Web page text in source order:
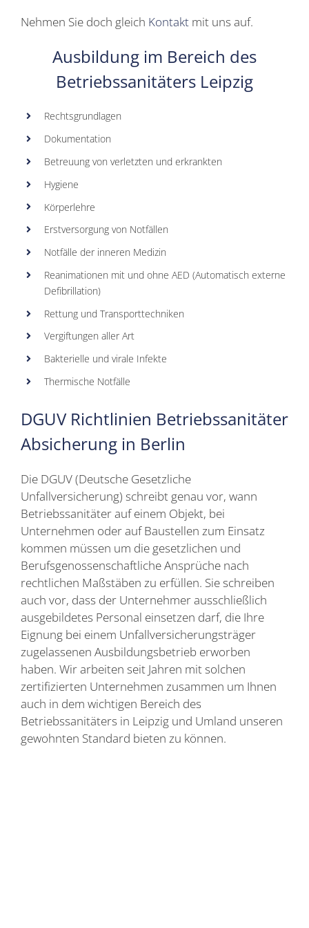
Nehmen Sie doch gleich Kontakt mit uns auf.
Ausbildung im Bereich des
Betriebssanitäters Leipzig
Rechtsgrundlagen
Dokumentation
Betreuung von verletzten und erkrankten
Hygiene
Körperlehre
Erstversorgung von Notfällen
Notfälle der inneren Medizin
Reanimationen mit und ohne AED (Automatisch externe
Defibrillation)
Rettung und Transporttechniken
Vergiftungen aller Art
Bakterielle und virale Infekte
Thermische Notfälle
DGUV Richtlinien Betriebssanitäter
Absicherung in Berlin
Die DGUV (Deutsche Gesetzliche
Unfallversicherung) schreibt genau vor, wann
Betriebssanitäter auf einem Objekt, bei
Unternehmen oder auf Baustellen zum Einsatz
kommen müssen um die gesetzlichen und
Berufsgenossenschaftliche Ansprüche nach
rechtlichen Maßstäben zu erfüllen. Sie schreiben
auch vor, dass der Unternehmer ausschließlich
ausgebildetes Personal einsetzen darf, die Ihre
Eignung bei einem Unfallversicherungsträger
zugelassenen Ausbildungsbetrieb erworben
haben. Wir arbeiten seit Jahren mit solchen
zertifizierten Unternehmen zusammen um Ihnen
auch in dem wichtigen Bereich des
Betriebssanitäters in Leipzig und Umland unseren
gewohnten Standard bieten zu können.